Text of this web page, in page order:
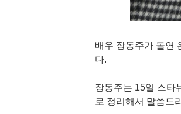
배우 장동주가 돌연
다.
장동주는 15일 스타
로 정리해서 말씀드